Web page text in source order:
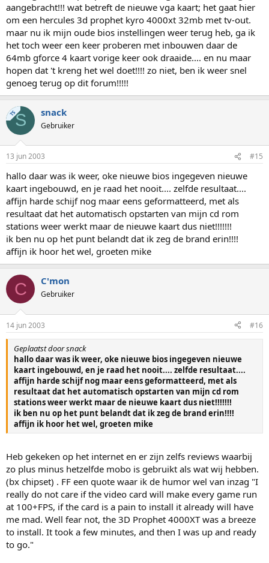
aangebracht!!! wat betreft de nieuwe vga kaart; het gaat hier
om een hercules 3d prophet kyro 4000xt 32mb met tv-out.
maar nu ik mijn oude bios instellingen weer terug heb, ga ik
het toch weer een keer proberen met inbouwen daar de
64mb gforce 4 kaart vorige keer ook draaide.... en nu maar
hopen dat 't kreng het wel doet!!!! zo niet, ben ik weer snel
genoeg terug op dit forum!!!!!
TSS snack
Gebruiker
13 jun 2003 #15
hallo daar was ik weer, oke nieuwe bios ingegeven nieuwe
kaart ingebouwd, en je raad het nooit.... zelfde resultaat....
affijn harde schijf nog maar eens geformatteerd, met als
resultaat dat het automatisch opstarten van mijn cd rom
stations weer werkt maar de nieuwe kaart dus niet!!!!!!!
ik ben nu op het punt belandt dat ik zeg de brand erin!!!!
affijn ik hoor het wel, groeten mike
C C'mon
Gebruiker
14 jun 2003 #16
Geplaatst door snack
hallo daar was ik weer, oke nieuwe bios ingegeven nieuwe
kaart ingebouwd, en je raad het nooit.... zelfde resultaat....
affijn harde schijf nog maar eens geformatteerd, met als
resultaat dat het automatisch opstarten van mijn cd rom
stations weer werkt maar de nieuwe kaart dus niet!!!!!!!
ik ben nu op het punt belandt dat ik zeg de brand erin!!!!
affijn ik hoor het wel, groeten mike
Heb gekeken op het internet en er zijn zelfs reviews waarbij
zo plus minus hetzelfde mobo is gebruikt als wat wij hebben.
(bx chipset) . FF een quote waar ik de humor wel van inzag "I
really do not care if the video card will make every game run
at 100+FPS, if the card is a pain to install it already will have
me mad. Well fear not, the 3D Prophet 4000XT was a breeze
to install. It took a few minutes, and then I was up and ready
to go."